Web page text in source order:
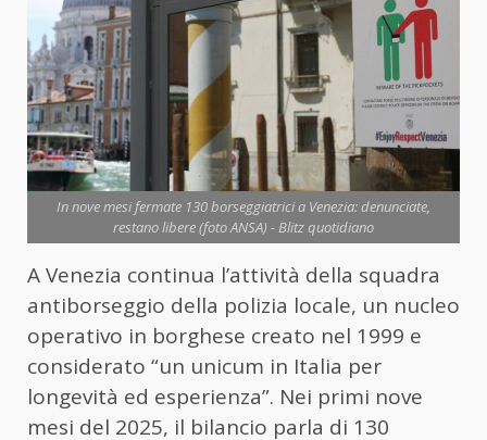
In nove mesi fermate 130 borseggiatrici a Venezia: denunciate,
restano libere (foto ANSA) - Blitz quotidiano
A Venezia continua l’attività della squadra
antiborseggio della polizia locale, un nucleo
operativo in borghese creato nel 1999 e
considerato “un unicum in Italia per
longevità ed esperienza”. Nei primi nove
mesi del 2025, il bilancio parla di 130